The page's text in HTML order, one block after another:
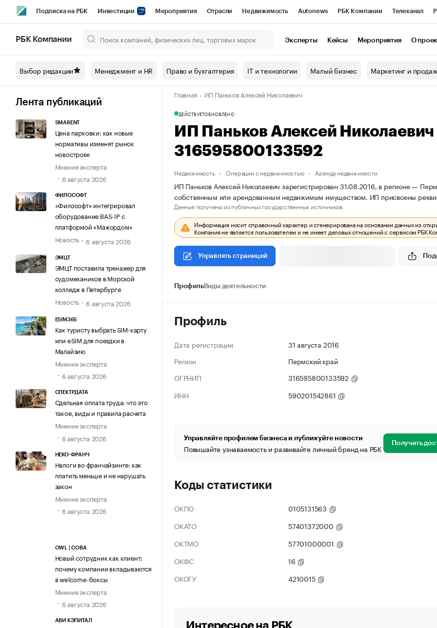
Подписка на РБК Инвестиции Мероприятия Отрасли Недвижимость Autonews РБК Компании Телеканал
Спецпроекты СПб Конференции СПб Спецпроекты Проверка контрагентов
Технологии и медиа Рынок наличной валюты
РБК Компании Эксперты Кейсы Мероприятия О
Выбор редакции Менеджмент и HR Право и бухгалтерия IT и технологии Малый бизнес Маркетинг и
Лента публикаций
SMARENT
Цена парковки: как новые
нормативы изменят рынок
новостроек
Мнение эксперта
6 августа 2026
ФИЛОСОФТ
«Философт» интегрировал
оборудование BAS-IP с
платформой «Мажордом»
Новость
6 августа 2026
ЭМЦТ
ЭМЦТ поставила тренажер для
судомехаников в Морской
колледж в Петербурге
Новость
6 августа 2026
ESIM365
Как туристу выбрать SIM-карту
или eSIM для поездки в
Малайзию
Мнение эксперта
6 августа 2026
СПЕКТРДАТА
Сдельная оплата труда: что это
такое, виды и правила расчета
Мнение эксперта
6 августа 2026
НЕКО-ФРАНЧ
Налоги во франчайзинге: как
платить меньше и не нарушать
закон
Мнение эксперта
6 августа 2026
OWL | СОВА
Новый сотрудник как клиент:
почему компании вкладываются
в welcome-боксы
Мнение эксперта
6 августа 2026
АВИ КЭПИТАЛ
Главная ИП Паньков Алексей Николаевич
ДЕЙСТВУЕТОБНОВЛЕНО
ИП Паньков Алексей
316595800133592
Недвижимость Операции с недвижимостью Аренда недвижимости
ИП Паньков Алексей Николаевич зарегистрирован 31.08.2016, в регионе —
собственным или арендованным недвижимым имуществом. ИП присвоены
Данные получены из публичных государственных источников.
Информация носит справочный характер и сгенерирована на основании данных из
Компания не является пользователем и не имеет деловых отношений с сервисом РБК
Управлять страницей
ПрофильВиды деятельности
Профиль
Дата регистрации
31 августа 2016
Регион
Пермский край
ОГРНИП
316595800133592
ИНН
590201542861
Управляйте профилем бизнеса и публикуйте новости
Повышайте узнаваемость и развивайте личный бренд на РБК Получить
Коды статистики
ОКПО
0105131563
ОКАТО
57401372000
ОКТМО
57701000001
ОКФС
16
ОКОГУ
4210015
Интересное на РБК